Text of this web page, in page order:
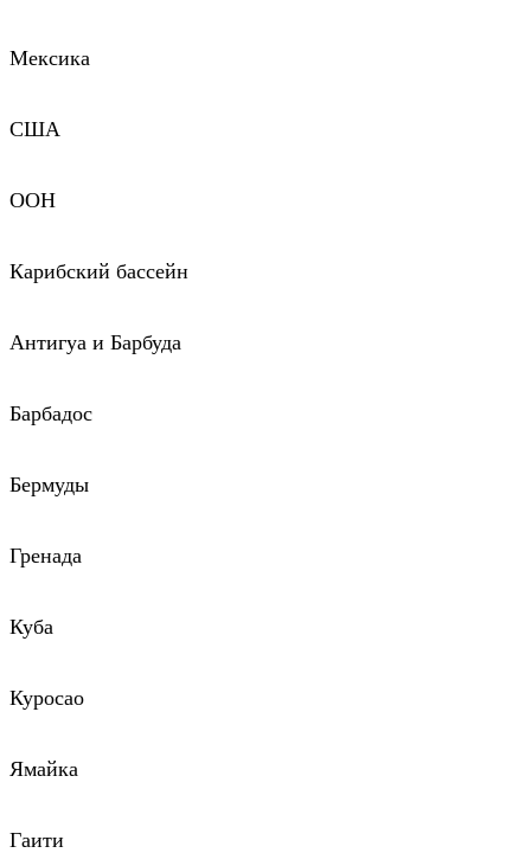
Мексика
США
ООН
Карибский бассейн
Антигуа и Барбуда
Барбадос
Бермуды
Гренада
Куба
Куросао
Ямайка
Гаити